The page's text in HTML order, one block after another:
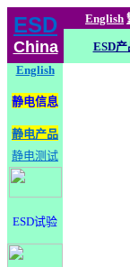
ESD
China
English
ESD产
English
静电信息
静电产品
静电测试
ESD试验